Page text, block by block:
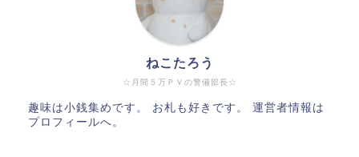
☆月間５万ＰＶの警備部長☆
ねこたろう
趣味は小銭集めです。 お札も好きです。 運営者情報は
プロフィールへ。